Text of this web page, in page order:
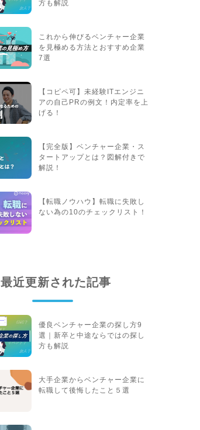
方も解説
これから伸びるベンチャー企業
を見極める方法とおすすめ企業
7選
【コピペ可】未経験ITエンジニ
アの自己PRの例文！内定率を上
げる！
【完全版】ベンチャー企業・ス
タートアップとは？図解付きで
解説！
【転職ノウハウ】転職に失敗し
ない為の10のチェックリスト！
最近更新された記事
優良ベンチャー企業の探し方9
選｜新卒と中途ならではの探し
方も解説
大手企業からベンチャー企業に
転職して後悔したこと５選